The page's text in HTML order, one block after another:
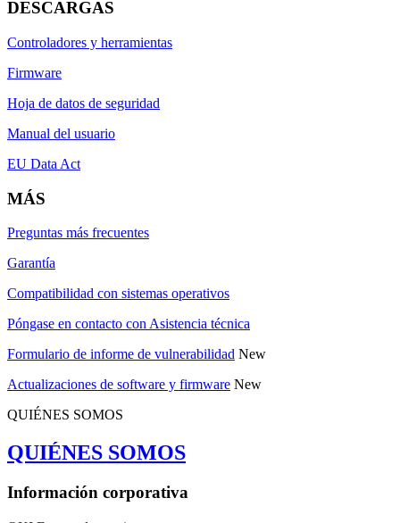
DESCARGAS
Controladores y herramientas
Firmware
Hoja de datos de seguridad
Manual del usuario
EU Data Act
MÁS
Preguntas más frecuentes
Garantía
Compatibilidad con sistemas operativos
Póngase en contacto con Asistencia técnica
Formulario de informe de vulnerabilidad New
Actualizaciones de software y firmware New
QUIÉNES SOMOS
QUIÉNES SOMOS
Información corporativa